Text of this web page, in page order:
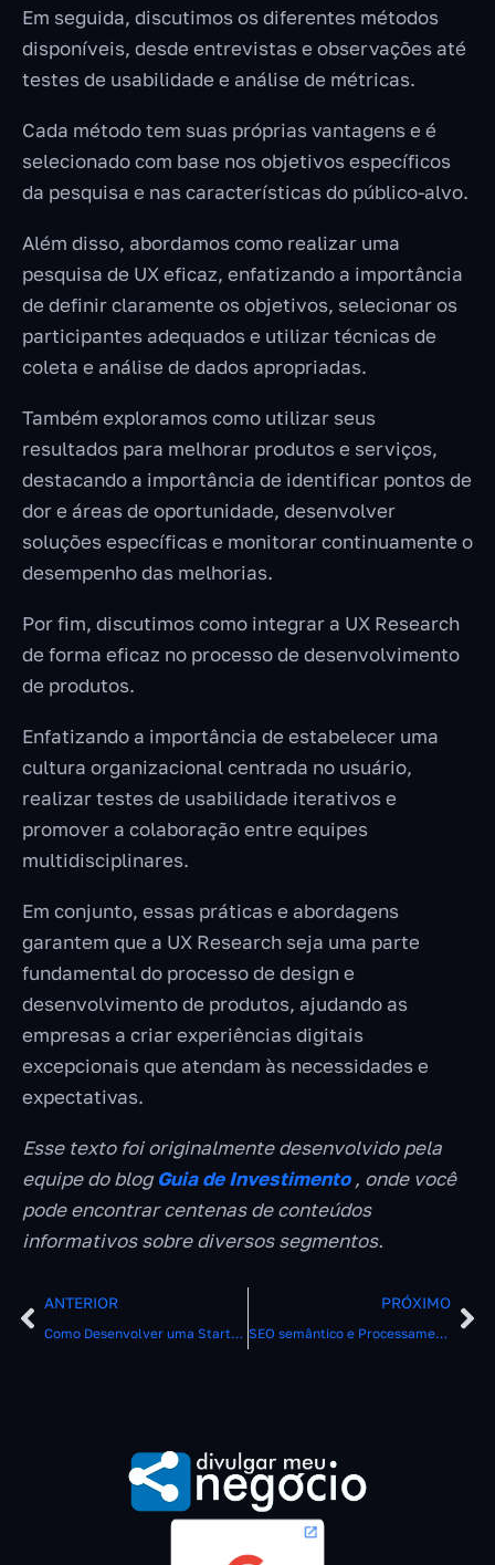
Em seguida, discutimos os diferentes métodos
disponíveis, desde entrevistas e observações até
testes de usabilidade e análise de métricas.
Cada método tem suas próprias vantagens e é
selecionado com base nos objetivos específicos
da pesquisa e nas características do público-alvo.
Além disso, abordamos como realizar uma
pesquisa de UX eficaz, enfatizando a importância
de definir claramente os objetivos, selecionar os
participantes adequados e utilizar técnicas de
coleta e análise de dados apropriadas.
Também exploramos como utilizar seus
resultados para melhorar produtos e serviços,
destacando a importância de identificar pontos de
dor e áreas de oportunidade, desenvolver
soluções específicas e monitorar continuamente o
desempenho das melhorias.
Por fim, discutimos como integrar a UX Research
de forma eficaz no processo de desenvolvimento
de produtos.
Enfatizando a importância de estabelecer uma
cultura organizacional centrada no usuário,
realizar testes de usabilidade iterativos e
promover a colaboração entre equipes
multidisciplinares.
Em conjunto, essas práticas e abordagens
garantem que a UX Research seja uma parte
fundamental do processo de design e
desenvolvimento de produtos, ajudando as
empresas a criar experiências digitais
excepcionais que atendam às necessidades e
expectativas.
Esse texto foi originalmente desenvolvido pela
equipe do blogGuia de Investimento , onde você
pode encontrar centenas de conteúdos
informativos sobre diversos segmentos.
ANTERIOR
Como Desenvolver uma Startup nos tempos atuais
PRÓXIMO
SEO semântico e Processamento de Linguagem Natural